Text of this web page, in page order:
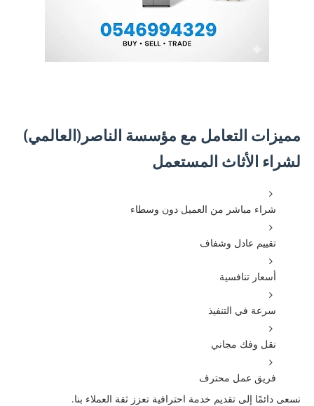
مميزات التعامل مع مؤسسة الناصر(العالمي)
لشراء الأثاث المستعمل
شراء مباشر من العميل دون وسطاء
تقييم عادل وشفاف
أسعار تنافسية
سرعة في التنفيذ
نقل وفك مجاني
فريق عمل محترف
نسعى دائمًا إلى تقديم خدمة احترافية تعزز ثقة العملاء بنا.